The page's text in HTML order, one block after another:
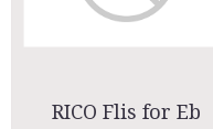
RICO Flis for Eb